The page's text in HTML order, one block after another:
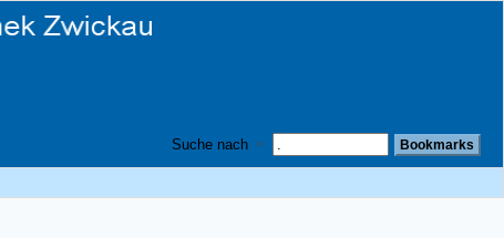
Suche nach